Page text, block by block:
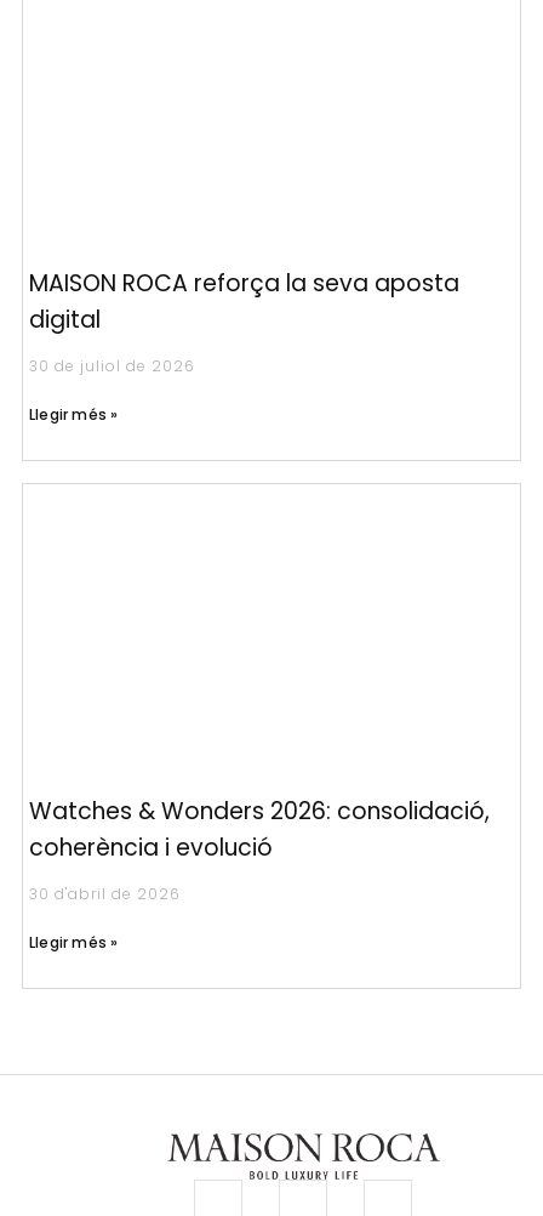
MAISON ROCA reforça la seva aposta
digital
30 de juliol de 2026
Llegir més »
Watches & Wonders 2026: consolidació,
coherència i evolució
30 d'abril de 2026
Llegir més »